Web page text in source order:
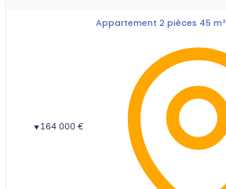
▼ 164 000 €
Appartement 2 pièces 45 m²